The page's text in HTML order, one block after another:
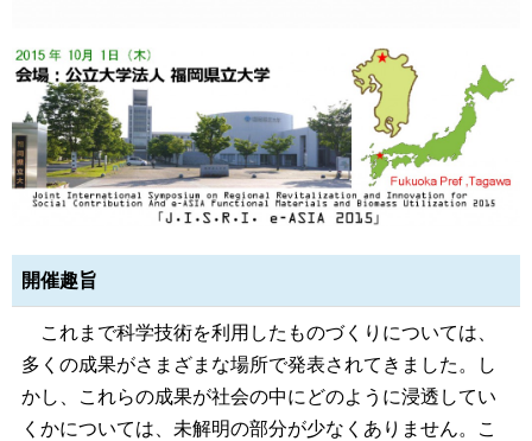
開催趣旨
これまで科学技術を利用したものづくりについては、
多くの成果がさまざまな場所で発表されてきました。し
かし、これらの成果が社会の中にどのように浸透してい
くかについては、未解明の部分が少なくありません。こ